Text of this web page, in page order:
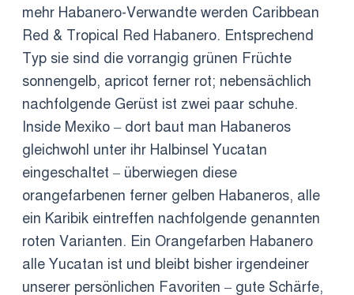
mehr Habanero-Verwandte werden Caribbean
Red & Tropical Red Habanero. Entsprechend
Typ sie sind die vorrangig grünen Früchte
sonnengelb, apricot ferner rot; nebensächlich
nachfolgende Gerüst ist zwei paar schuhe.
Inside Mexiko – dort baut man Habaneros
gleichwohl unter ihr Halbinsel Yucatan
eingeschaltet – überwiegen diese
orangefarbenen ferner gelben Habaneros, alle
ein Karibik eintreffen nachfolgende genannten
roten Varianten. Ein Orangefarben Habanero
alle Yucatan ist und bleibt bisher irgendeiner
unserer persönlichen Favoriten – gute Schärfe,